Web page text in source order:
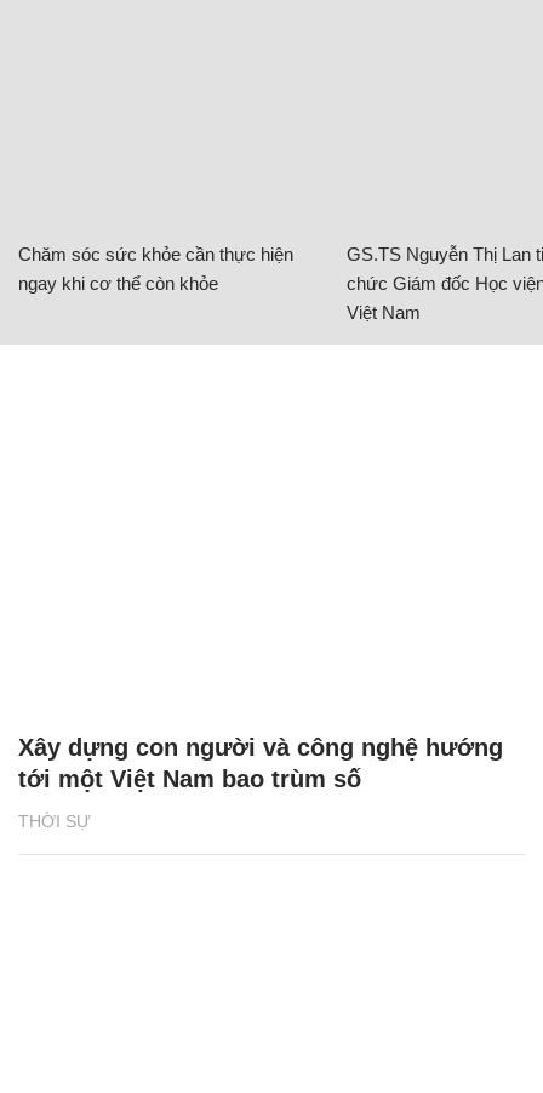
Chăm sóc sức khỏe cần thực hiện
ngay khi cơ thể còn khỏe
GS.TS Nguyễn Thị Lan
chức Giám đốc Học
Việt Nam
THỜI SỰ
Xây dựng con người và công nghệ hướng
tới một Việt Nam bao trùm số